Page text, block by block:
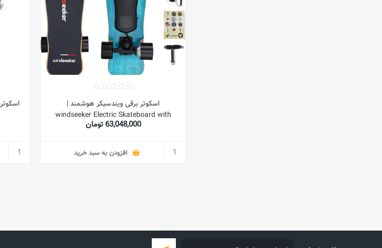
اسکوتر برقی ویندسیکر هوشمند |
windseeker Electric Skateboard with
Remote Control
63,048,000 تومان
افزودن به سبد خرید